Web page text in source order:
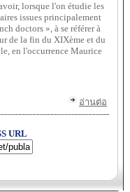
lorsque l'on étudie les
issues principalement
doctors », à se référer à
de la fin du XIXème et du
en l'occurrence Maurice
อ่านต่อ
URL